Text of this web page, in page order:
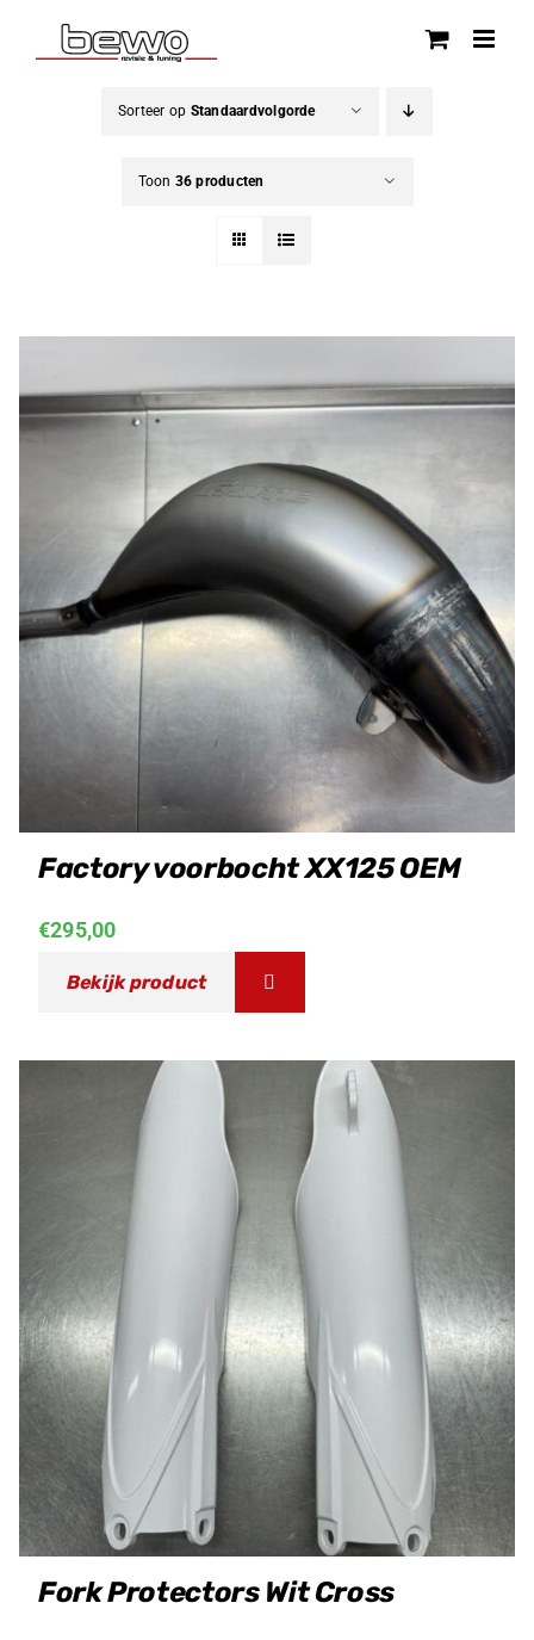
naar
Sorteer op Standaardvolgorde
Toon 36 producten
Factory voorbocht XX125 OEM
€295,00
Bekijk product
Fork Protectors Wit Cross